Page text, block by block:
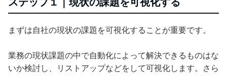
まずは自社の現状の課題を可視化することが重要です。
業務の現状課題の中で自動化によって解決できるものはな
いか検討し、リストアップなどをして可視化します。さら